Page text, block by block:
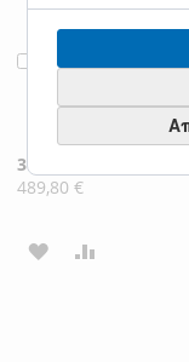
Matt, Scarabeo
Ειδική
Τιμή
395,00 €
489,80 €
Προσθήκη
Καλάθι
ΠΡΟΣΘΉΚΗ